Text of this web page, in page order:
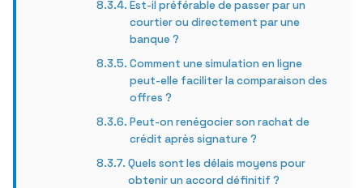
Est-il préférable de passer par un
courtier ou directement par une
banque ?
Comment une simulation en ligne
peut-elle faciliter la comparaison des
offres ?
Peut-on renégocier son rachat de
crédit après signature ?
Quels sont les délais moyens pour
obtenir un accord définitif ?